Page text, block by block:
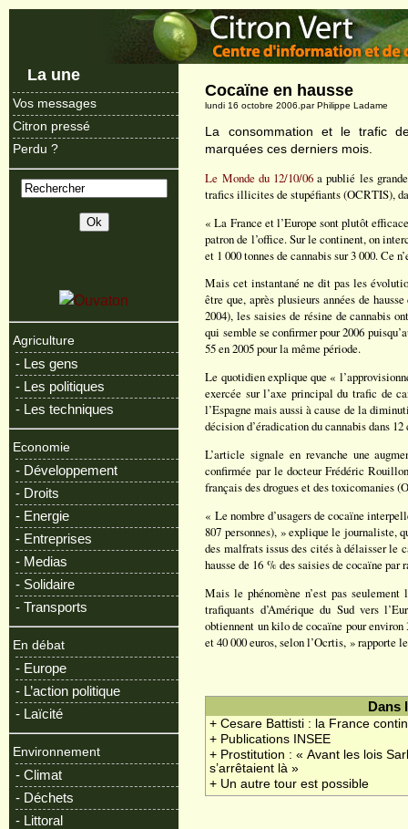
La une
Vos messages
Citron pressé
Perdu ?
Agriculture
- Les gens
- Les politiques
- Les techniques
Economie
- Développement
- Droits
- Energie
- Entreprises
- Medias
- Solidaire
- Transports
En débat
- Europe
- L’action politique
- Laïcité
Environnement
- Climat
- Déchets
- Littoral
Cocaïne en hausse
lundi 16 octobre 2006.par Philippe Ladame
La consommation et le trafic
marquées ces derniers mois.
Le Monde du 12/10/06 a publié les
trafics illicites de stupéfiants (OCRTIS),
« La France et l’Europe sont plutôt
patron de l’office. Sur le continent, on
et 1 000 tonnes de cannabis sur 3 000. Ce
Mais cet instantané ne dit pas les
être que, après plusieurs années de
2004), les saisies de résine de cannabis
qui semble se confirmer pour 2006
55 en 2005 pour la même période.
Le quotidien explique que «
exercée sur l’axe principal du trafic de
l’Espagne mais aussi à cause de la
décision d’éradication du cannabis dans
L’article signale en revanche une
confirmée par le docteur Frédéric
français des drogues et des toxicomanies
« Le nombre d’usagers de cocaïne
807 personnes), » explique le journaliste,
des malfrats issus des cités à délaisser le
hausse de 16 % des saisies de cocaïne par
Mais le phénomène n’est pas
trafiquants d’Amérique du Sud vers
obtiennent un kilo de cocaïne pour environ
et 40 000 euros, selon l’Ocrtis, » rapporte
Dans
+ Cesare Battisti : la France
+ Publications INSEE
+ Prostitution : « Avant les lois
s’arrêtaient là »
+ Un autre tour est possible